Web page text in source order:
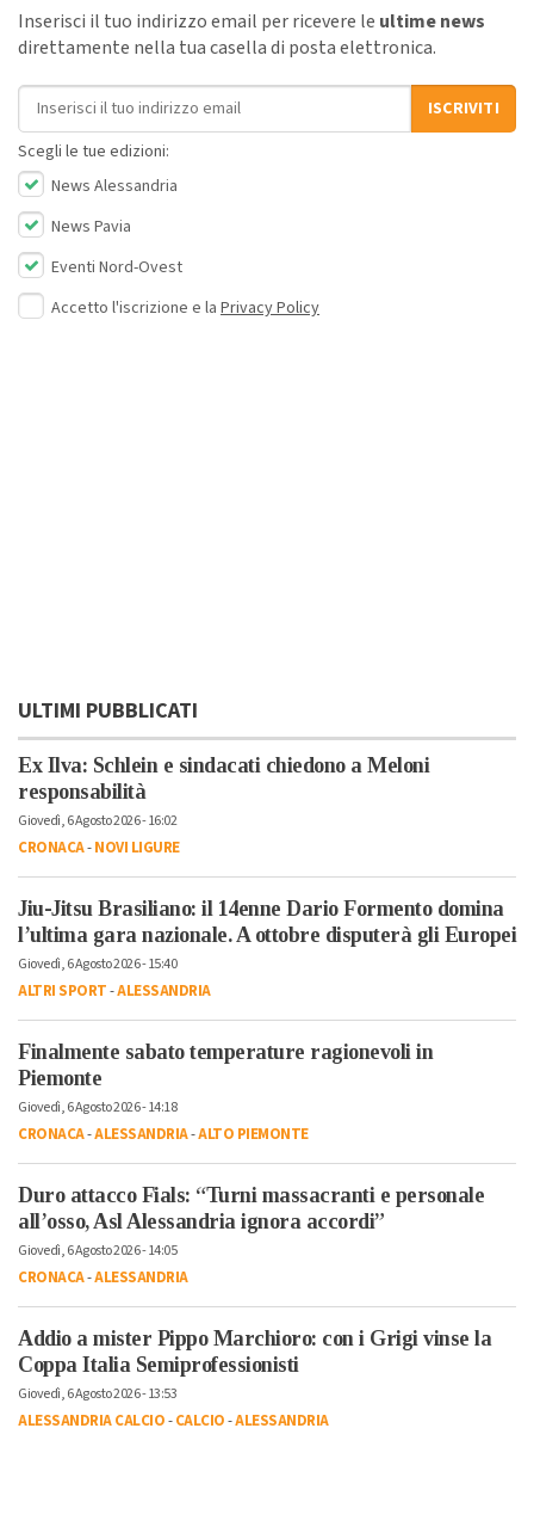
Inserisci il tuo indirizzo email per ricevere le ultime news
direttamente nella tua casella di posta elettronica.
Indirizzo email
ISCRIVITI
Scegli le tue edizioni:
News Alessandria
News Pavia
Eventi Nord-Ovest
Accetto l'iscrizione e la Privacy Policy
ULTIMI PUBBLICATI
Ex Ilva: Schlein e sindacati chiedono a Meloni
responsabilità
Giovedì, 6 Agosto 2026 - 16:02
CRONACA-NOVI LIGURE
Jiu-Jitsu Brasiliano: il 14enne Dario Formento domina
l’ultima gara nazionale. A ottobre disputerà gli Europei
Giovedì, 6 Agosto 2026 - 15:40
ALTRI SPORT-ALESSANDRIA
Finalmente sabato temperature ragionevoli in
Piemonte
Giovedì, 6 Agosto 2026 - 14:18
CRONACA-ALESSANDRIA-ALTO PIEMONTE
Duro attacco Fials: “Turni massacranti e personale
all’osso, Asl Alessandria ignora accordi”
Giovedì, 6 Agosto 2026 - 14:05
CRONACA-ALESSANDRIA
Addio a mister Pippo Marchioro: con i Grigi vinse la
Coppa Italia Semiprofessionisti
Giovedì, 6 Agosto 2026 - 13:53
ALESSANDRIA CALCIO-CALCIO-ALESSANDRIA